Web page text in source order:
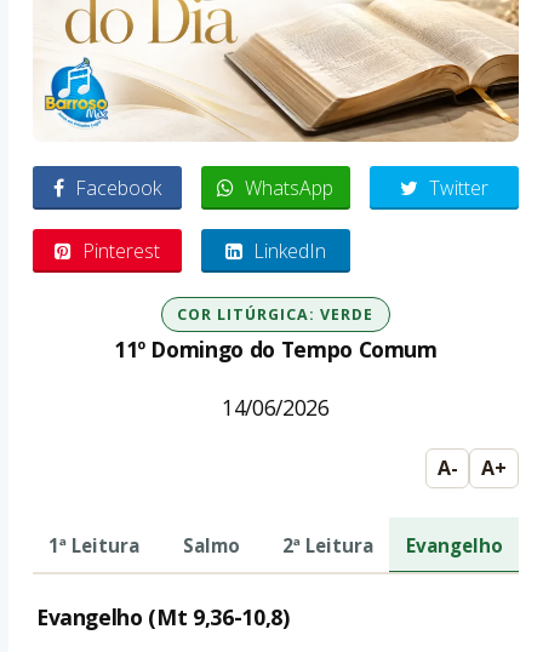
Facebook WhatsApp Twitter
Pinterest LinkedIn
COR LITÚRGICA: VERDE
11º Domingo do Tempo Comum
14/06/2026
A- A+
1ª Leitura Salmo 2ª Leitura Evangelho
Evangelho (Mt 9,36-10,8)